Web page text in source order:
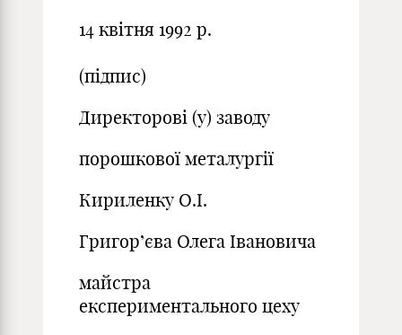
14 квітня 1992 р.
(підпис)
Директорові (у) заводу
порошкової металургії
Кириленку О.І.
Григор’єва Олега Івановича
майстра
експериментального цеху